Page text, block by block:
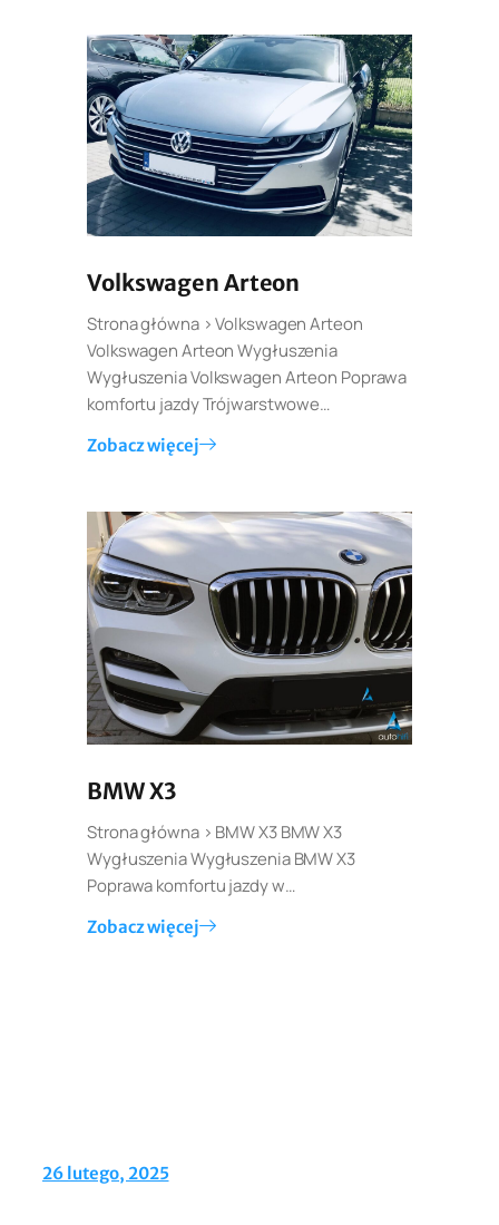
Volkswagen Arteon
Strona główna > Volkswagen Arteon
Volkswagen Arteon Wygłuszenia
Wygłuszenia Volkswagen Arteon Poprawa
komfortu jazdy Trójwarstwowe…
Zobacz więcej
BMW X3
Strona główna > BMW X3 BMW X3
Wygłuszenia Wygłuszenia BMW X3
Poprawa komfortu jazdy w…
Zobacz więcej
26 lutego, 2025